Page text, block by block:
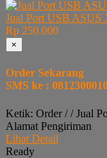
Jual Port USB ASUS
Rp 250.000
×
Order Sekarang
SMS ke :
Ketik: Order / / Jual
Alamat Pengiriman
Lihat Detail
Ready